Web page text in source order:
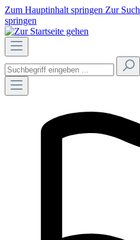
Zum Hauptinhalt springen Zur
springen